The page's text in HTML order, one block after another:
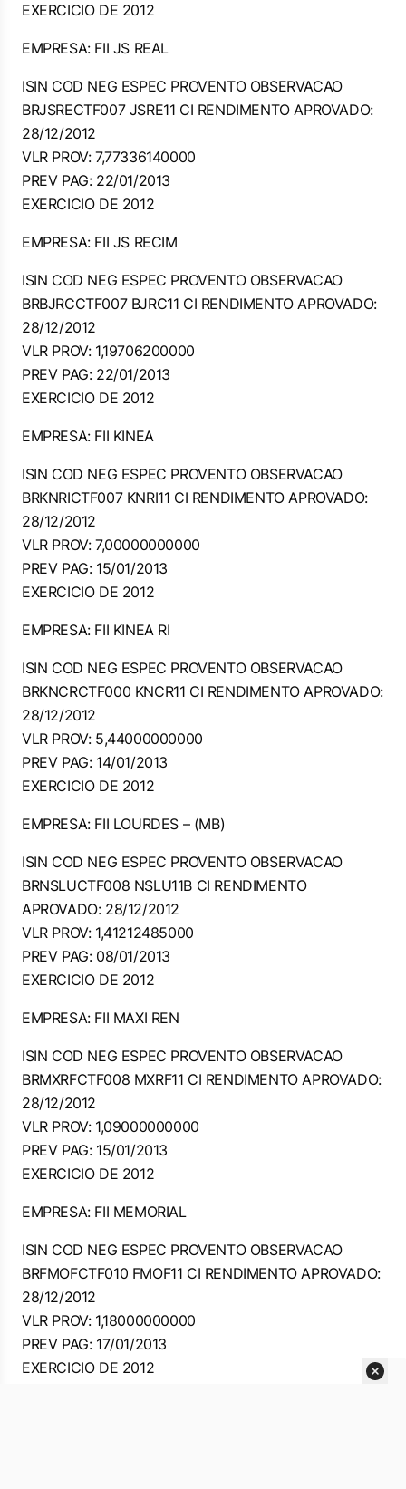
EXERCICIO DE 2012
EMPRESA: FII JS REAL
ISIN COD NEG ESPEC PROVENTO OBSERVACAO
BRJSRECTF007 JSRE11 CI RENDIMENTO APROVADO:
28/12/2012
VLR PROV: 7,77336140000
PREV PAG: 22/01/2013
EXERCICIO DE 2012
EMPRESA: FII JS RECIM
ISIN COD NEG ESPEC PROVENTO OBSERVACAO
BRBJRCCTF007 BJRC11 CI RENDIMENTO APROVADO:
28/12/2012
VLR PROV: 1,19706200000
PREV PAG: 22/01/2013
EXERCICIO DE 2012
EMPRESA: FII KINEA
ISIN COD NEG ESPEC PROVENTO OBSERVACAO
BRKNRICTF007 KNRI11 CI RENDIMENTO APROVADO:
28/12/2012
VLR PROV: 7,00000000000
PREV PAG: 15/01/2013
EXERCICIO DE 2012
EMPRESA: FII KINEA RI
ISIN COD NEG ESPEC PROVENTO OBSERVACAO
BRKNCRCTF000 KNCR11 CI RENDIMENTO APROVADO:
28/12/2012
VLR PROV: 5,44000000000
PREV PAG: 14/01/2013
EXERCICIO DE 2012
EMPRESA: FII LOURDES – (MB)
ISIN COD NEG ESPEC PROVENTO OBSERVACAO
BRNSLUCTF008 NSLU11B CI RENDIMENTO
APROVADO: 28/12/2012
VLR PROV: 1,41212485000
PREV PAG: 08/01/2013
EXERCICIO DE 2012
EMPRESA: FII MAXI REN
ISIN COD NEG ESPEC PROVENTO OBSERVACAO
BRMXRFCTF008 MXRF11 CI RENDIMENTO APROVADO:
28/12/2012
VLR PROV: 1,09000000000
PREV PAG: 15/01/2013
EXERCICIO DE 2012
EMPRESA: FII MEMORIAL
ISIN COD NEG ESPEC PROVENTO OBSERVACAO
BRFMOFCTF010 FMOF11 CI RENDIMENTO APROVADO:
28/12/2012
VLR PROV: 1,18000000000
PREV PAG: 17/01/2013
EXERCICIO DE 2012